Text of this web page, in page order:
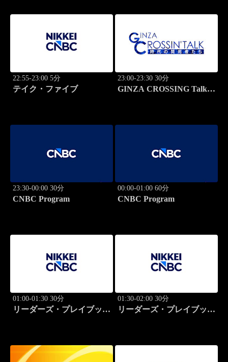
22:55-23:00 5分
テイク・ファイブ
23:00-23:30 30分
GINZA CROSSING Talk
23:30-00:00 30分
CNBC Program
00:00-01:00 60分
CNBC Program
01:00-01:30 30分
リーダーズ・プレイブック
01:30-02:00 30分
リーダーズ・プレイブック